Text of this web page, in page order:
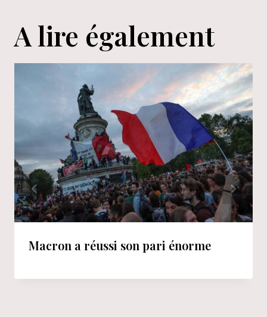
A lire également
Macron a réussi son pari énorme